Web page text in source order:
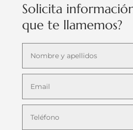
Solicita
que te llamemos?